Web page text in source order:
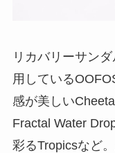
リカバリーサン
用している
感が美しい
Fractal Water
彩るTropicsなど